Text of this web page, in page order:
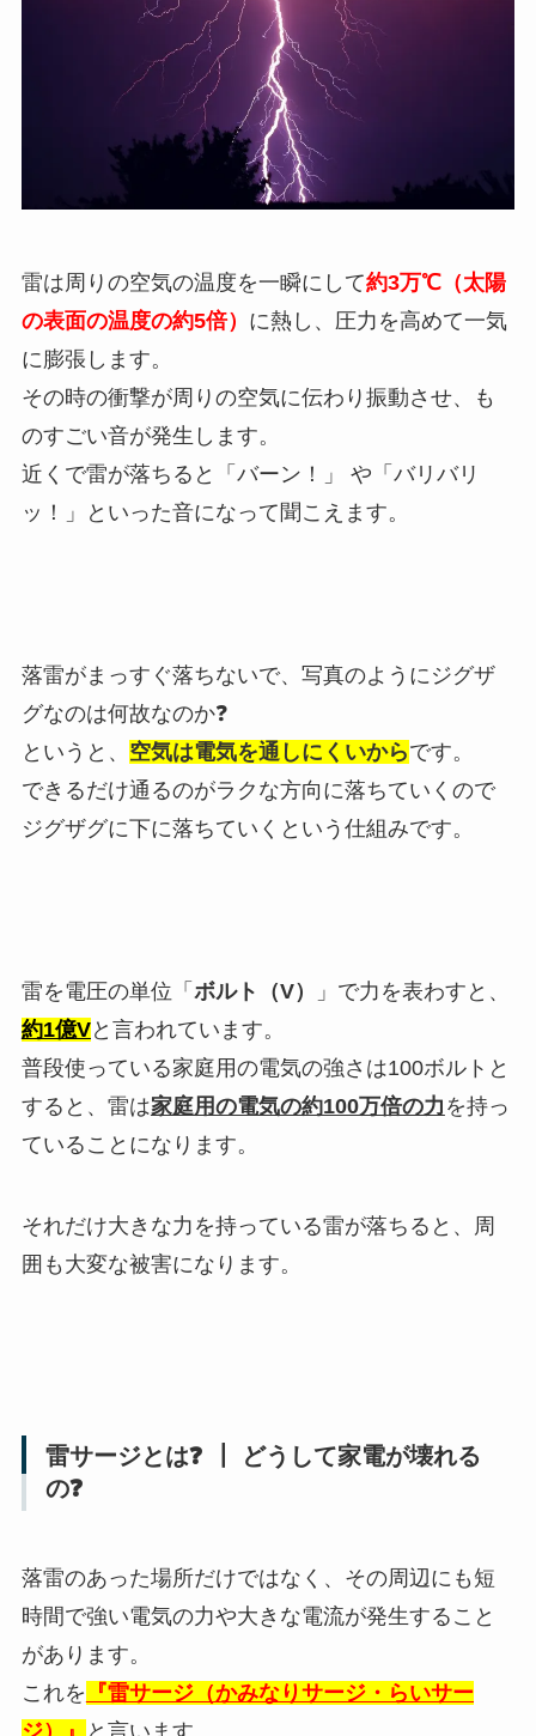
雷は周りの空気の温度を一瞬にして約3万℃（太陽
の表面の温度の約5倍） に熱し、圧力を高めて一気
に膨張します。
その時の衝撃が周りの空気に伝わり振動させ、も
のすごい音が発生します。
近くで雷が落ちると「バーン！」 や「バリバリ
ッ！」といった音になって聞こえます。
落雷がまっすぐ落ちないで、写真のようにジグザ
グなのは何故なのか❓
というと、 空気は電気を通しにくいからです。
できるだけ通るのがラクな方向に落ちていくので
ジグザグに下に落ちていくという仕組みです。
雷を電圧の単位「 ボルト（V）
」で力を表わすと、
約1億Vと言われています。
普段使っている家庭用の電気の強さは100ボルトと
すると、雷は家庭用の電気の約100万倍の力 を持っ
ていることになります。
それだけ大きな力を持っている雷が落ちると、周
囲も大変な被害になります。
雷サージとは❓ ┃ どうして家電が壊れる
の❓
落雷のあった場所だけではなく、その周辺にも短
時間で強い電気の力や大きな電流が発生すること
があります。
これを 『雷サージ（かみなりサージ・らいサー
ジ）』
と言います。